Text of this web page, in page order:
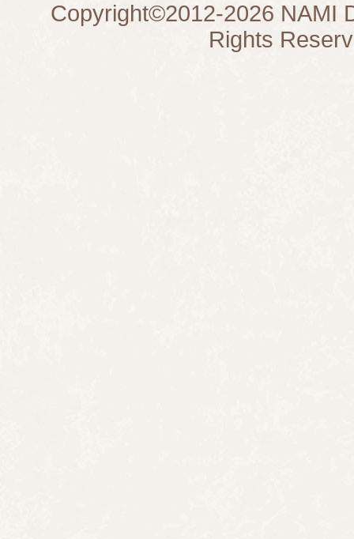
Copyright©2012-2026 NAMI
Rights